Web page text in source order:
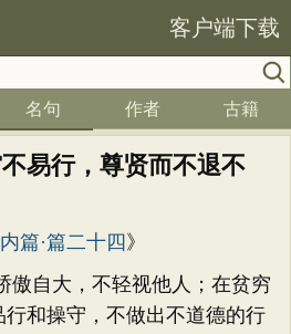
客户端下载
名句 作者 古籍
易行，尊贤而不退不
篇·篇二十四 》
傲自大，不轻视他人；在贫穷
和操守，不做出不道德的行